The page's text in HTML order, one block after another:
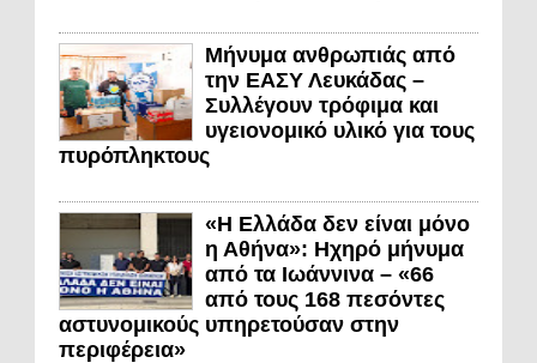
Μήνυμα ανθρωπιάς από
την ΕΑΣΥ Λευκάδας –
Συλλέγουν τρόφιμα και
υγειονομικό υλικό για τους
πυρόπληκτους
«Η Ελλάδα δεν είναι μόνο
η Αθήνα»: Ηχηρό μήνυμα
από τα Ιωάννινα – «66
από τους 168 πεσόντες
αστυνομικούς υπηρετούσαν στην
περιφέρεια»